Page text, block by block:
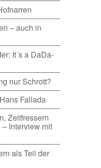
– auch in
It´s a DaDa-
nur Schrott?
Fallada
Zeitfressern
Interview mit
als Teil der